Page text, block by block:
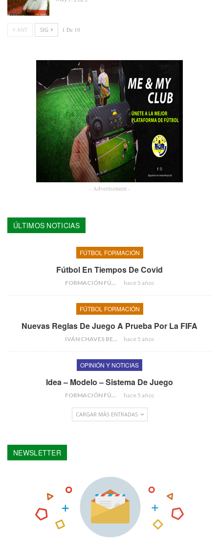
ANT SIG 1 De 10
- Advertisement -
ÚLTIMOS NOTICIAS
FÚTBOL FORMACIÓN
Fútbol En Tiempos De Covid
FORMACIÓN FÚTBOL hace 5 años
FÚTBOL FORMACIÓN
Nuevas Reglas De Juego A Prueba Por La FIFA
IVÁN CHAVES BERMEJO hace 5 años
OPINIÓN Y NOTICIAS
Idea – Modelo – Sistema De Juego
FORMACIÓN FÚTBOL hace 5 años
CARGAR MÁS ENTRADAS
NEWSLETTER